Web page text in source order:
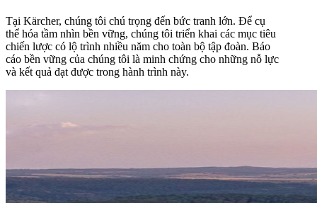
Tại Kärcher, chúng tôi chú trọng đến bức tranh lớn. Để cụ
thể hóa tầm nhìn bền vững, chúng tôi triển khai các mục tiêu
chiến lược có lộ trình nhiều năm cho toàn bộ tập đoàn. Báo
cáo bền vững của chúng tôi là minh chứng cho những nỗ lực
và kết quả đạt được trong hành trình này.